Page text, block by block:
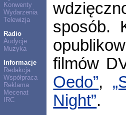
Konwenty
Wydarzenia
Telewizja
Radio
Audycje
Muzyka
Informacje
Redakcja
Współpraca
Reklama
Mecenat
IRC
sposób.
filmów
Oedo”,
Night”.